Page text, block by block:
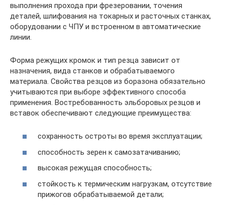
выполнения прохода при фрезеровании, точения
деталей, шлифования на токарных и расточных станках,
оборудовании с ЧПУ и встроенном в автоматические
линии.
Форма режущих кромок и тип резца зависит от
назначения, вида станков и обрабатываемого
материала. Свойства резцов из боразона обязательно
учитываются при выборе эффективного способа
применения. Востребованность эльборовых резцов и
вставок обеспечивают следующие преимущества:
сохранность остроты во время эксплуатации;
способность зерен к самозатачиванию;
высокая режущая способность;
стойкость к термическим нагрузкам, отсутствие
прижогов обрабатываемой детали;